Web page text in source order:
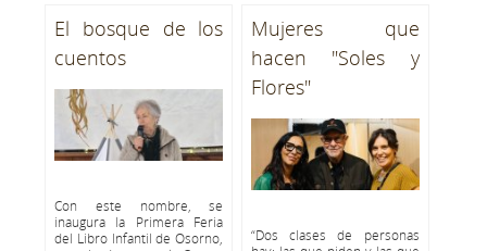
El bosque de los
cuentos
Con este nombre, se
inaugura la Primera Feria
del Libro Infantil de Osorno,
Mujeres que
hacen "Soles y
Flores"
“Dos clases de personas